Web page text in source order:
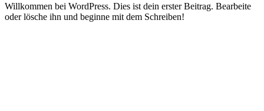
Willkommen bei WordPress. Dies ist dein erster Beitrag. Bearbeite
oder lösche ihn und beginne mit dem Schreiben!